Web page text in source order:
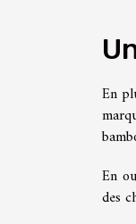
En
En
des